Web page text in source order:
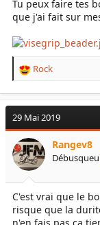
Tu peux faire tes
que j'ai fait sur
R
t
o
n
s
:
Rock
29 Mai 2019
Rangev8
C'est vrai que le
risque que la